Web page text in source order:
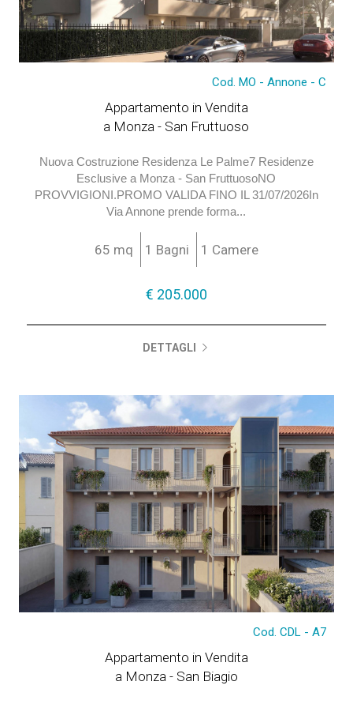
Cod. MO - Annone - C
Appartamento in Vendita
a Monza - San Fruttuoso
Nuova Costruzione Residenza Le Palme7 Residenze
Esclusive a Monza - San FruttuosoNO
PROVVIGIONI.PROMO VALIDA FINO IL 31/07/2026In
Via Annone prende forma...
65 mq 1 Bagni 1 Camere
€ 205.000
DETTAGLI
Cod. CDL - A7
Appartamento in Vendita
a Monza - San Biagio